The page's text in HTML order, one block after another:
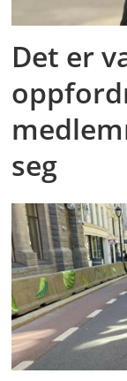
Det er
seg